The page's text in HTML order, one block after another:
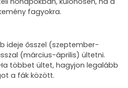
fagyokra.
ideje ősszel (szeptember-
(március-április) ültetni.
többet ültet, hagyjon legalább
a fák között.